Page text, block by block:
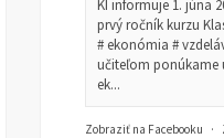
KI informuje 1. júna
prvý ročník kurzu
# ekonómia #
učiteľom ponúkame
ek...
Zobraziť na Facebooku ·